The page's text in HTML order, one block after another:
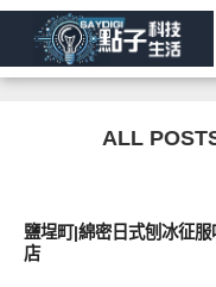
ALL
鹽埕町|綿密日式刨冰征
店